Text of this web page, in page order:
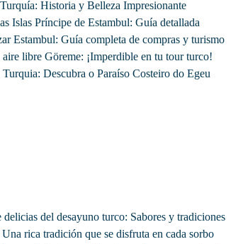
Historia y Belleza Impresionante
Islas Príncipe de Estambul: Guía detallada
Estambul: Guía completa de compras y turismo
libre Göreme: ¡Imperdible en tu tour turco!
Descubra o Paraíso Costeiro do Egeu
delicias del desayuno turco: Sabores y tradiciones
rica tradición que se disfruta en cada sorbo